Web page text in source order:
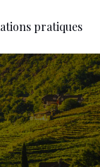
pratiques